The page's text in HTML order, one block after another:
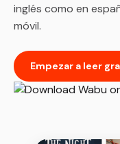
inglés como en
móvil.
Empezar a leer